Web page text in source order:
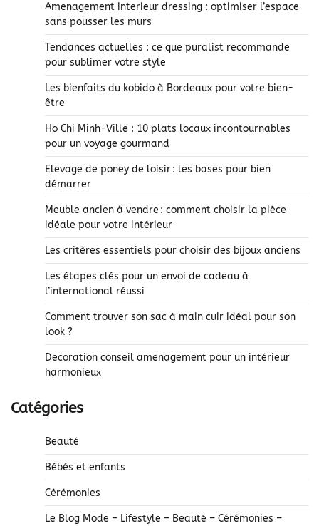
Amenagement interieur dressing : optimiser l’espace
sans pousser les murs
Tendances actuelles : ce que puralist recommande
pour sublimer votre style
Les bienfaits du kobido à Bordeaux pour votre bien-
être
Ho Chi Minh-Ville : 10 plats locaux incontournables
pour un voyage gourmand
Elevage de poney de loisir : les bases pour bien
démarrer
Meuble ancien à vendre : comment choisir la pièce
idéale pour votre intérieur
Les critères essentiels pour choisir des bijoux anciens
Les étapes clés pour un envoi de cadeau à
l’international réussi
Comment trouver son sac à main cuir idéal pour son
look ?
Decoration conseil amenagement pour un intérieur
harmonieux
Catégories
Beauté
Bébés et enfants
Cérémonies
Le Blog Mode – Lifestyle – Beauté – Cérémonies –